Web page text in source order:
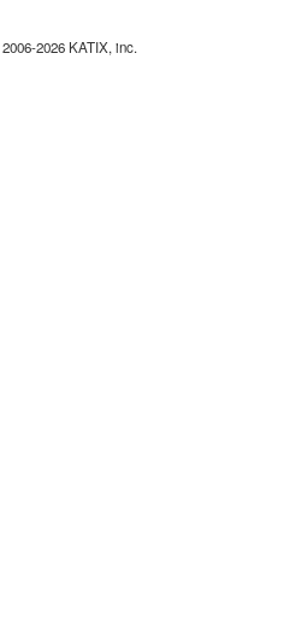
2006-2026KATIX, inc.